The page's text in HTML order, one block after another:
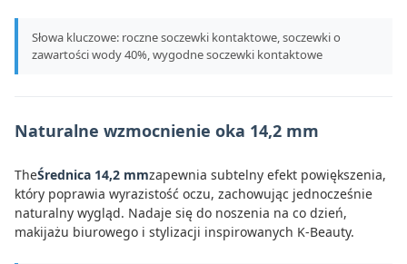
Słowa kluczowe: roczne soczewki kontaktowe, soczewki o
zawartości wody 40%, wygodne soczewki kontaktowe
Naturalne wzmocnienie oka 14,2 mm
TheŚrednica 14,2 mmzapewnia subtelny efekt powiększenia,
który poprawia wyrazistość oczu, zachowując jednocześnie
naturalny wygląd. Nadaje się do noszenia na co dzień,
makijażu biurowego i stylizacji inspirowanych K-Beauty.